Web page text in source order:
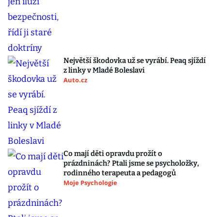
Největší škodovka už se vyrábí. Peaq sjíždí
z linky v Mladé Boleslavi
Auto.cz
Co mají děti opravdu prožít o
prázdninách? Ptali jsme se psycholožky,
rodinného terapeuta a pedagogů
Moje Psychologie